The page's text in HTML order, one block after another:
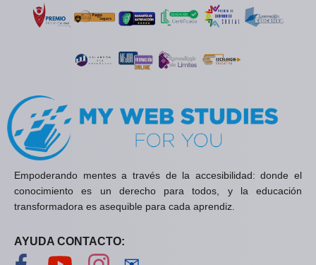
Empoderando mentes a través de la accesibilidad: donde el
conocimiento es un derecho para todos, y la educación
transformadora es asequible para cada aprendiz.
AYUDA CONTACTO:
Visítanos en Facebook
Visítanos en YouTube
Visítanos en Instagram